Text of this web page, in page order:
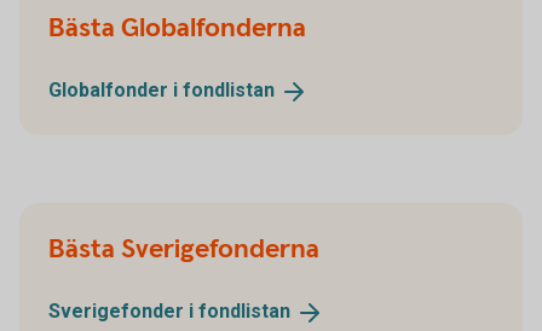
Bästa Globalfonderna
Globalfonder i fondlistan
Bästa Sverigefonderna
Sverigefonder i fondlistan